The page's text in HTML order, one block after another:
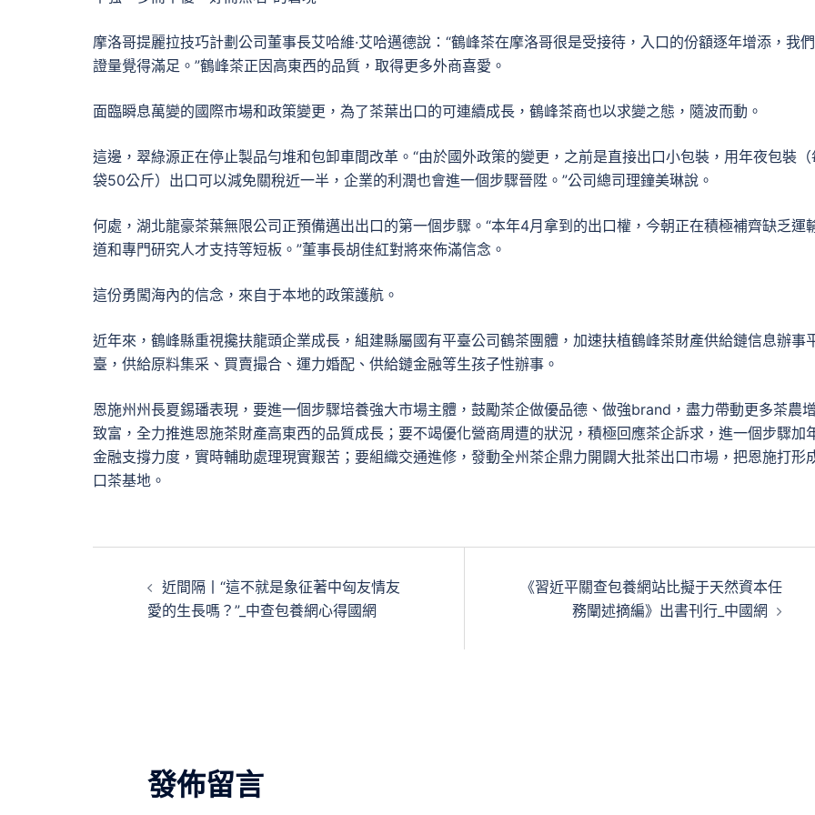
摩洛哥提麗拉技巧計劃公司董事長艾哈維·艾哈邁德說：“鶴峰茶在摩洛哥很是受接待，入口的份額逐年增添，我
證量覺得滿足。”鶴峰茶正因高東西的品質，取得更多外商喜愛。
面臨瞬息萬變的國際市場和政策變更，為了茶葉出口的可連續成長，鶴峰茶商也以求變之態，隨波而動。
這邊，翠綠源正在停止製品勻堆和包卸車間改革。“由於國外政策的變更，之前是直接出口小包裝，用年夜包裝（
袋50公斤）出口可以減免關稅近一半，企業的利潤也會進一個步驟晉陞。”公司總司理鐘美琳說。
何處，湖北龍豪茶葉無限公司正預備邁出出口的第一個步驟。“本年4月拿到的出口權，今朝正在積極補齊缺乏運
道和專門研究人才支持等短板。”董事長胡佳紅對將來佈滿信念。
這份勇闖海內的信念，來自于本地的政策護航。
近年來，鶴峰縣重視攙扶龍頭企業成長，組建縣屬國有平臺公司鶴茶團體，加速扶植鶴峰茶財產供給鏈信息辦事
臺，供給原料集采、買賣撮合、運力婚配、供給鏈金融等生孩子性辦事。
恩施州州長夏錫璠表現，要進一個步驟培養強大市場主體，鼓勵茶企做優品德、做強brand，盡力帶動更多茶農
致富，全力推進恩施茶財產高東西的品質成長；要不竭優化營商周遭的狀況，積極回應茶企訴求，進一個步驟加
金融支撐力度，實時輔助處理現實艱苦；要組織交通進修，發動全州茶企鼎力開闢大批茶出口市場，把恩施打形
口茶基地。
近間隔丨“這不就是象征著中匈友情友
愛的生長嗎？”_中查包養網心得國網
《習近平關查包養網站比擬于天然資本任
務闡述摘編》出書刊行_中國網
發佈留言